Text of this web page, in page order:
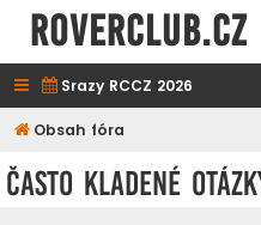
ROVERCLUB.cz
Srazy RCCZ 2026
Obsah fóra
Často kladené